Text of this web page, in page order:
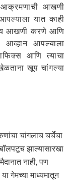
आक्रमणाची आखणी
यात काही
आखणी करणे आणि
आव्हान आपल्याला
आणि त्याचा
खूप चांगल्या
चांगलाच चर्चेचा
झाल्यासारखा
नाही, पण
गेमच्या माध्यमातून